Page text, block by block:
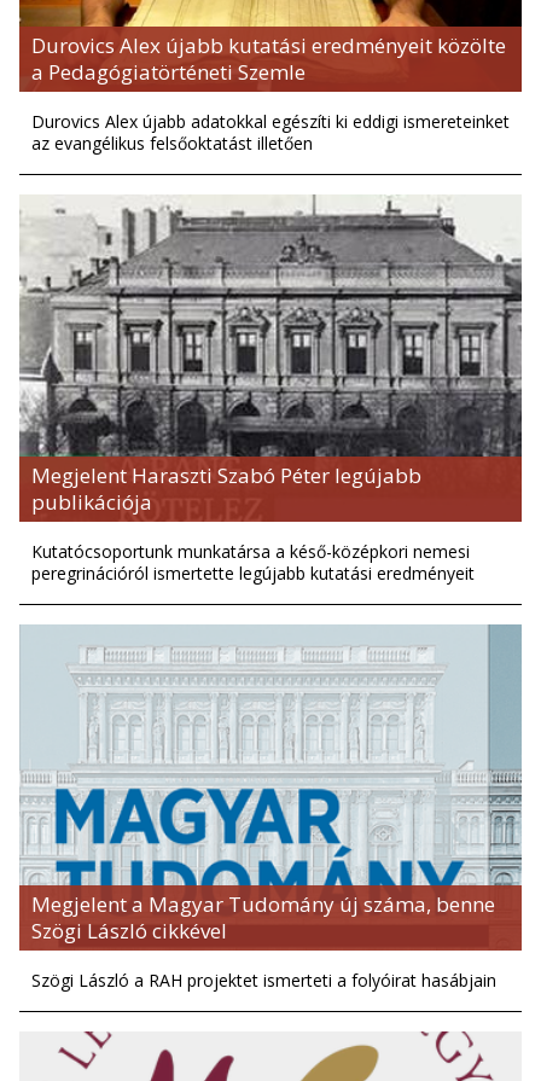
Durovics Alex újabb kutatási eredményeit közölte
a Pedagógiatörténeti Szemle
Durovics Alex újabb adatokkal egészíti ki eddigi ismereteinket
az evangélikus felsőoktatást illetően
Megjelent Haraszti Szabó Péter legújabb
publikációja
Kutatócsoportunk munkatársa a késő-középkori nemesi
peregrinációról ismertette legújabb kutatási eredményeit
Megjelent a Magyar Tudomány új száma, benne
Szögi László cikkével
Szögi László a RAH projektet ismerteti a folyóirat hasábjain